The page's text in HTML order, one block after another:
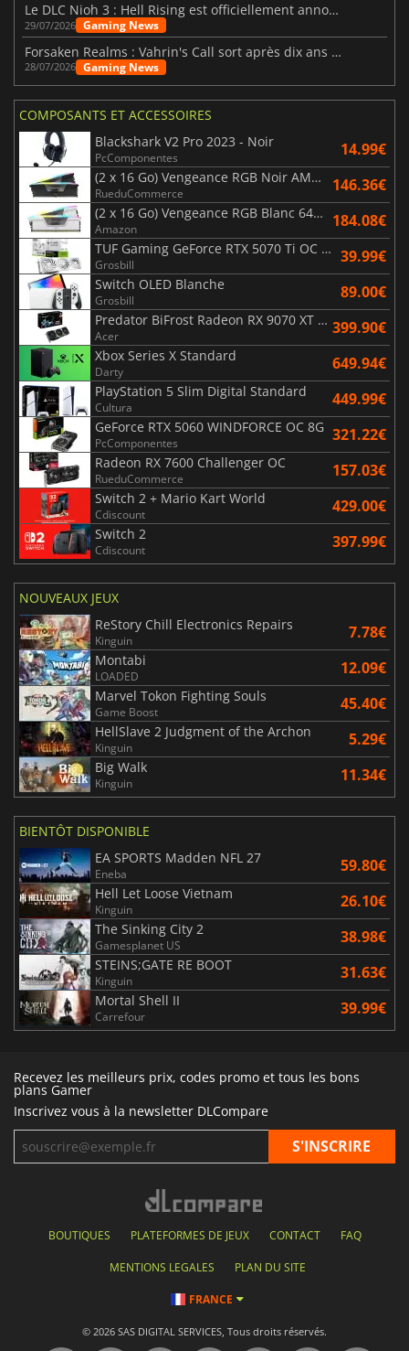
Le DLC Nioh 3 : Hell Rising est officiellement annoncé
29/07/2026 Gaming News
Forsaken Realms : Vahrin's Call sort après dix ans de développement
28/07/2026 Gaming News
COMPOSANTS ET ACCESSOIRES
Blackshark V2 Pro 2023 - Noir
PcComponentes 14.99€
(2 x 16 Go) Vengeance RGB Noir AMD Expo 6000 MHz - CAS 30
RueduCommerce 146.36€
(2 x 16 Go) Vengeance RGB Blanc 6400 MHz - CAS 32
Amazon 184.08€
TUF Gaming GeForce RTX 5070 Ti OC White Edition 16GB
Grosbill 39.99€
Switch OLED Blanche
Grosbill 89.00€
Predator BiFrost Radeon RX 9070 XT OC 16 Go
Acer 399.90€
Xbox Series X Standard
Darty 649.94€
PlayStation 5 Slim Digital Standard
Cultura 449.99€
GeForce RTX 5060 WINDFORCE OC 8G
PcComponentes 321.22€
Radeon RX 7600 Challenger OC
RueduCommerce 157.03€
Switch 2 + Mario Kart World
Cdiscount 429.00€
Switch 2
Cdiscount 397.99€
NOUVEAUX JEUX
ReStory Chill Electronics Repairs
Kinguin 7.78€
Montabi
LOADED 12.09€
Marvel Tokon Fighting Souls
Game Boost 45.40€
HellSlave 2 Judgment of the Archon
Kinguin 5.29€
Big Walk
Kinguin 11.34€
BIENTÔT DISPONIBLE
EA SPORTS Madden NFL 27
Eneba 59.80€
Hell Let Loose Vietnam
Kinguin 26.10€
The Sinking City 2
Gamesplanet US 38.98€
STEINS;GATE RE BOOT
Kinguin 31.63€
Mortal Shell II
Carrefour 39.99€
Recevez les meilleurs prix, codes promo et tous les bons
plans Gamer
Inscrivez vous à la newsletter DLCompare
BOUTIQUES PLATEFORMES DE JEUX CONTACT FAQ
MENTIONS LEGALES PLAN DU SITE
FRANCE
© 2026 SAS DIGITAL SERVICES, Tous droits réservés.